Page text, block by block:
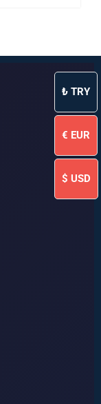
₺ TRY
€ EUR
$ USD